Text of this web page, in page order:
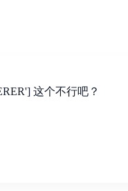
这个不行吧？